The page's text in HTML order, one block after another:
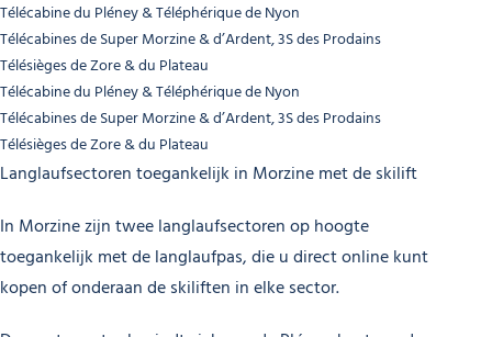
Télécabine du Pléney & Téléphérique de Nyon
Télécabines de Super Morzine & d’Ardent, 3S des Prodains
Télésièges de Zore & du Plateau
Télécabine du Pléney & Téléphérique de Nyon
Télécabines de Super Morzine & d’Ardent, 3S des Prodains
Télésièges de Zore & du Plateau
Langlaufsectoren toegankelijk in Morzine met de skilift
In Morzine zijn twee langlaufsectoren op hoogte
toegankelijk met de langlaufpas, die u direct online kunt
kopen of onderaan de skiliften in elke sector.